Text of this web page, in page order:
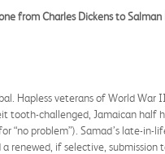
from Charles Dickens to
Hapless veterans of World
challenged, Jamaican half
problem”). Samad’s late-
if selective,